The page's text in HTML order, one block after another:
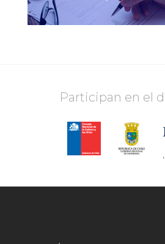
Participan en el